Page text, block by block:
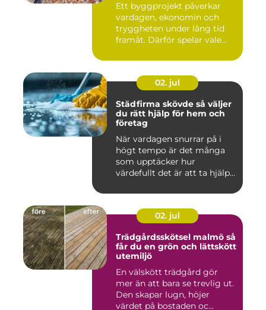
Ett byggprojekt påverkar
vardagen, ekonomin och
tryggheten under lång tid
framåt. Därför spelar vale...
02. jul
Städfirma skövde så väljer
du rätt hjälp för hem och
företag
När vardagen snurrar på i
högt tempo är det många
som upptäcker hur
värdefullt det är att ta hjälp
02. jul
Trädgårdsskötsel malmö så
får du en grön och lättskött
utemiljö
En välskött trädgård gör
mer än att bara se trevlig ut.
Den skapar lugn, höjer
värdet på bostaden oc...